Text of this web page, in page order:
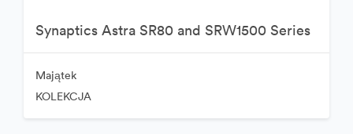
Synaptics Astra SR80 and SRW1500 Series
Majątek
KOLEKCJA